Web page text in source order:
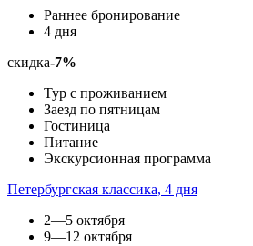
Раннее бронирование
4 дня
скидка-7%
Тур с проживанием
Заезд по пятницам
Гостиница
Питание
Экскурсионная программа
Петербургская классика, 4 дня
2—5 октября
9—12 октября